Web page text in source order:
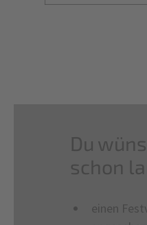
Du
schon
einen